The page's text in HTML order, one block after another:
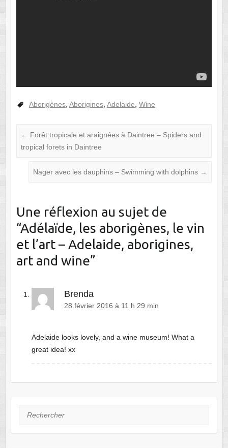
Aborigènes, Aborigines, Adelaide Wine
← Forêt tropicale et araignées à Daintree – Spiders and
tropical forets in Daintree
Nager avec les dauphins – Swimming with dolphins →
Une réflexion au sujet de
“Adélaïde, les aborigènes, le vin
et l’art – Adelaide, aborigines,
art and wine”
Brenda
28 février 2016 à 11 h 29 min
Adelaide looks lovely, and a wine museum! What a
great idea! xx
Rechercher